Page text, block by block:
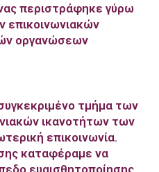
περιστράφηκε γύρω
επικοινωνιακών
οργανώσεων
τμήμα των
ικανοτήτων των
επικοινωνία.
καταφέραμε να